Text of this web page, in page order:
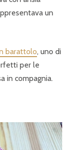
un
barattolo, uno di
per le
in compagnia.